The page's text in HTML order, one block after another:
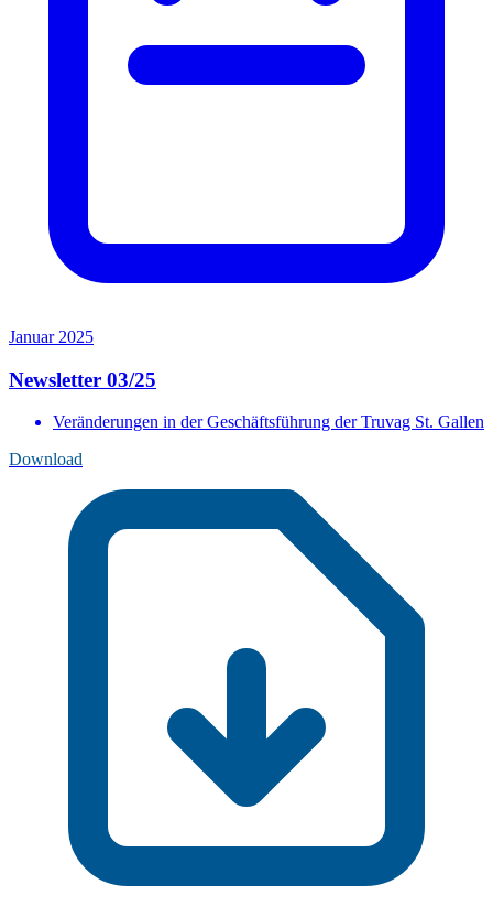
Januar 2025
Newsletter 03/25
Veränderungen in der Geschäftsführung der Truvag St. Gallen
Download